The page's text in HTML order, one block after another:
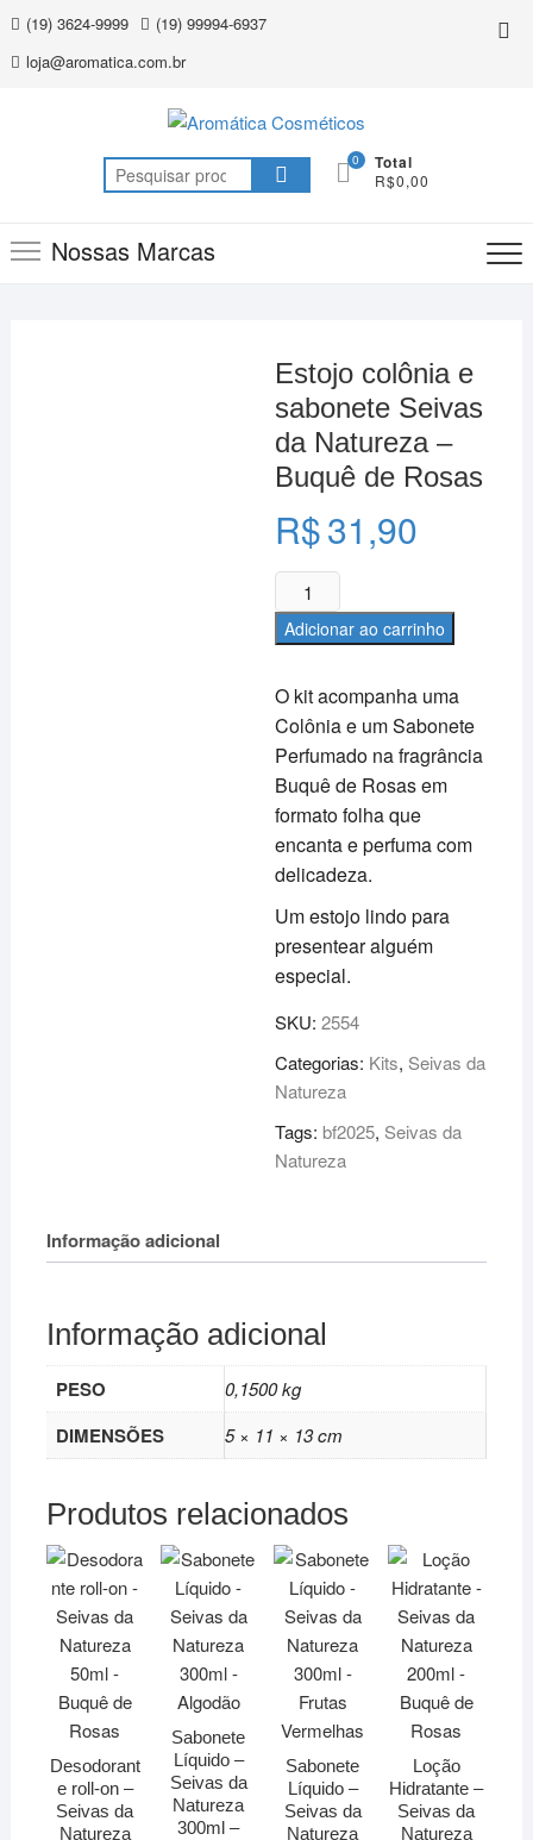
Skip
content
(19) 3624-9999
(19) 99994-6937
loja@aromatica.com.br
Pesquisar
por:
0 Total
R$0,00
Nossas Marcas
Estojo colônia e
sabonete Seivas
da Natureza –
Buquê de Rosas
R$31,90
O kit acompanha uma
Colônia e um Sabonete
Perfumado na fragrância
Buquê de Rosas em
formato folha que
encanta e perfuma com
delicadeza.
Um estojo lindo para
presentear alguém
especial.
Estojo
colônia
e
Seivas
da
Natureza
-
Buquê
de
Rosas
Adicionar ao carrinho
SKU:2554
Categorias: Kits, Seivas da
Natureza
Tags:bf2025, Seivas da
Natureza
Informação adicional
Informação adicional
PESO 0,1500 kg
DIMENSÕES 5 × 11 × 13 cm
Produtos relacionados
Desodorant
e roll-on –
Seivas da
Natureza
Sabonete
Líquido –
Seivas da
Natureza
300ml –
Sabonete
Líquido –
Seivas da
Natureza
Loção
Hidratante –
Seivas da
Natureza